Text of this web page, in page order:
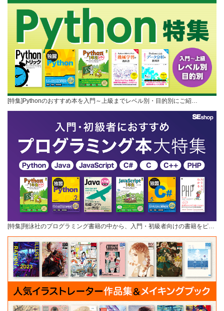
[特集]Pythonのおすすめ本を入門～上級までレベル別・目的別にご紹…
[特集]翔泳社のプログラミング書籍の中から、入門・初級者向けの書籍をピ…